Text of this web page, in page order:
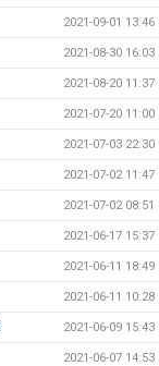
2021-09-01 13:46
2021-08-30 16:03
2021-08-20 11:37
2021-07-20 11:00
2021-07-03 22:30
2021-07-02 11:47
2021-07-02 08:51
2021-06-17 15:37
2021-06-11 18:49
2021-06-11 10:28
2021-06-09 15:43
2021-06-07 14:53